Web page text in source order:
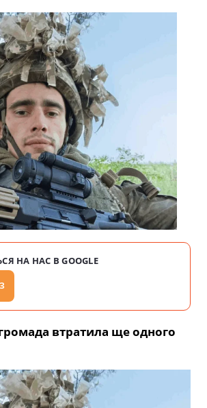
НА НАС В GOOGLE
втратила ще одного